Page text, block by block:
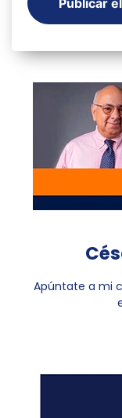
Apúntate a mi